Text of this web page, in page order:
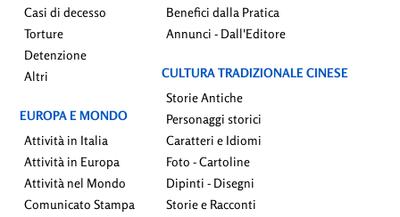
Casi di decesso
Torture
Detenzione
Altri
EUROPA E MONDO
Attività in Italia
Attività in Europa
Attività nel Mondo
Comunicato Stampa
Benefici dalla Pratica
Annunci - Dall'Editore
CULTURA TRADIZIONALE CINESE
Storie Antiche
Personaggi storici
Caratteri e Idiomi
Foto - Cartoline
Dipinti - Disegni
Storie e Racconti